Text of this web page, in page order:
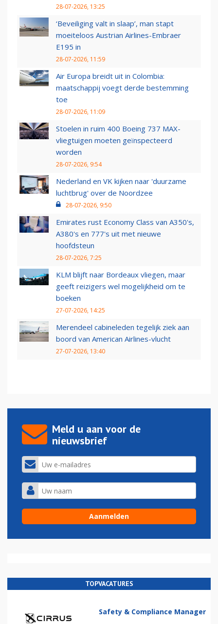
28-07-2026, 13:25
‘Beveiliging valt in slaap’, man stapt
moeiteloos Austrian Airlines-Embraer
E195 in
28-07-2026, 11:59
Air Europa breidt uit in Colombia:
maatschappij voegt derde bestemming
toe
28-07-2026, 11:09
Stoelen in ruim 400 Boeing 737 MAX-
vliegtuigen moeten geïnspecteerd
worden
28-07-2026, 9:54
Nederland en VK kijken naar 'duurzame
luchtbrug' over de Noordzee
28-07-2026, 9:50
Emirates rust Economy Class van A350's,
A380's en 777's uit met nieuwe
hoofdsteun
28-07-2026, 7:25
KLM blijft naar Bordeaux vliegen, maar
geeft reizigers wel mogelijkheid om te
boeken
27-07-2026, 14:25
Merendeel cabineleden tegelijk ziek aan
boord van American Airlines-vlucht
27-07-2026, 13:40
Meld u aan voor de
nieuwsbrief
TOPVACATURES
Safety & Compliance Manager